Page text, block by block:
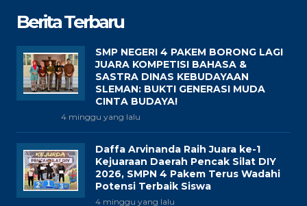
Berita Terbaru
SMP NEGERI 4 PAKEM BORONG LAGI
JUARA KOMPETISI BAHASA &
SASTRA DINAS KEBUDAYAAN
SLEMAN: BUKTI GENERASI MUDA
CINTA BUDAYA!
4 minggu yang lalu
Daffa Arvinanda Raih Juara ke-1
Kejuaraan Daerah Pencak Silat DIY
2026, SMPN 4 Pakem Terus Wadahi
Potensi Terbaik Siswa
4 minggu yang lalu